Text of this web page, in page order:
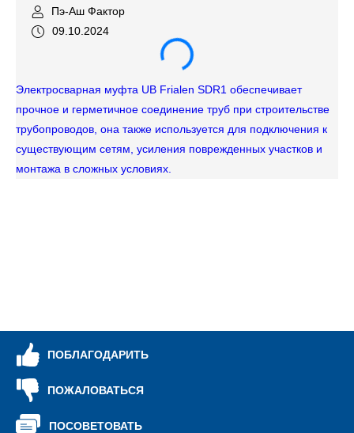
Пэ-Аш Фактор
09.10.2024
Электросварная муфта UB Frialen SDR1 обеспечивает
прочное и герметичное соединение труб при строительстве
трубопроводов, она также используется для подключения к
существующим сетям, усиления поврежденных участков и
монтажа в сложных условиях.
ПОБЛАГОДАРИТЬ
ПОЖАЛОВАТЬСЯ
ПОСОВЕТОВАТЬ